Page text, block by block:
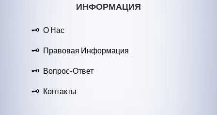
ИНФОРМАЦИЯ
О Нас
Правовая Информация
Вопрос-Ответ
Контакты